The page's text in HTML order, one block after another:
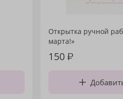
Открытка ручной
марта!»
150₽